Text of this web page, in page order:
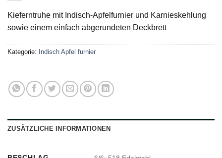
Kieferntruhe mit Indisch-Apfelfurnier und Karnieskehlung
sowie einem einfach abgerundeten Deckbrett
Kategorie: Indisch Apfel furnier
ZUSÄTZLICHE INFORMATIONEN